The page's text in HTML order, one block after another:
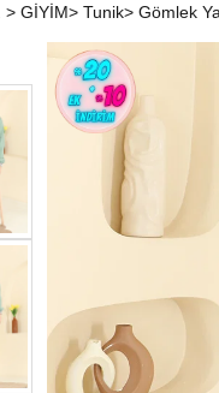
> GİYİM> Tunik> Gömlek